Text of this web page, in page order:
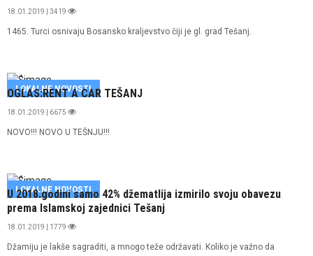
18.01.2019 | 3419
1465. Turci osnivaju Bosansko kraljevstvo čiji je gl. grad Tešanj.
LOKALNE NOVOSTI
OGLAS:RENT A CAR TEŠANJ
18.01.2019 | 6675
NOVO!!! NOVO U TEŠNJU!!!
LOKALNE NOVOSTI
U 2018.godini samo 42% džematlija izmirilo svoju obavezu
prema Islamskoj zajednici Tešanj
18.01.2019 | 1779
Džamiju je lakše sagraditi, a mnogo teže održavati. Koliko je važno da